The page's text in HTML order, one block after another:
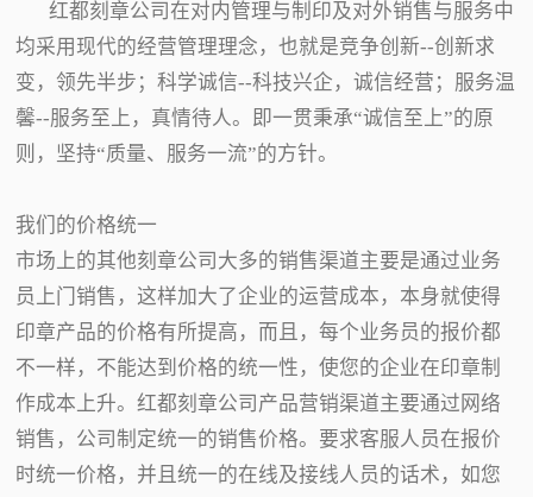
红都刻章公司在对内管理与制印及对外销售与服务中
均采用现代的经营管理理念，也就是竞争创新--创新求
变，领先半步；科学诚信--科技兴企，诚信经营；服务温
馨--服务至上，真情待人。即一贯秉承“诚信至上”的原
则，坚持“质量、服务一流”的方针。
我们的价格统一
市场上的其他刻章公司大多的销售渠道主要是通过业务
员上门销售，这样加大了企业的运营成本，本身就使得
印章产品的价格有所提高，而且，每个业务员的报价都
不一样，不能达到价格的统一性，使您的企业在印章制
作成本上升。红都刻章公司产品营销渠道主要通过网络
销售，公司制定统一的销售价格。要求客服人员在报价
时统一价格，并且统一的在线及接线人员的话术，如您